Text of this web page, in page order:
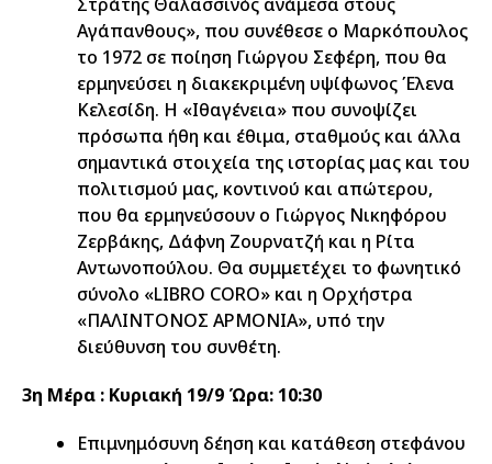
Αγάπανθους», που συνέθεσε ο Μαρκόπουλος
το 1972 σε ποίηση Γιώργου Σεφέρη, που θα
ερμηνεύσει η διακεκριμένη υψίφωνος Έλενα
Κελεσίδη. Η «Ιθαγένεια» που συνοψίζει
πρόσωπα ήθη και έθιμα, σταθμούς και άλλα
σημαντικά στοιχεία της ιστορίας μας και του
πολιτισμού μας, κοντινού και απώτερου,
που θα ερμηνεύσουν ο Γιώργος Νικηφόρου
Ζερβάκης, Δάφνη Ζουρνατζή και η Ρίτα
Αντωνοπούλου. Θα συμμετέχει το φωνητικό
σύνολο «LIBRO CORO» και η Ορχήστρα
«ΠΑΛΙΝΤΟΝΟΣ ΑΡΜΟΝΙΑ», υπό την
διεύθυνση του συνθέτη.
3η Μέρα : Κυριακή 19/9 Ώρα: 10:30
Επιμνημόσυνη δέηση και κατάθεση στεφάνου